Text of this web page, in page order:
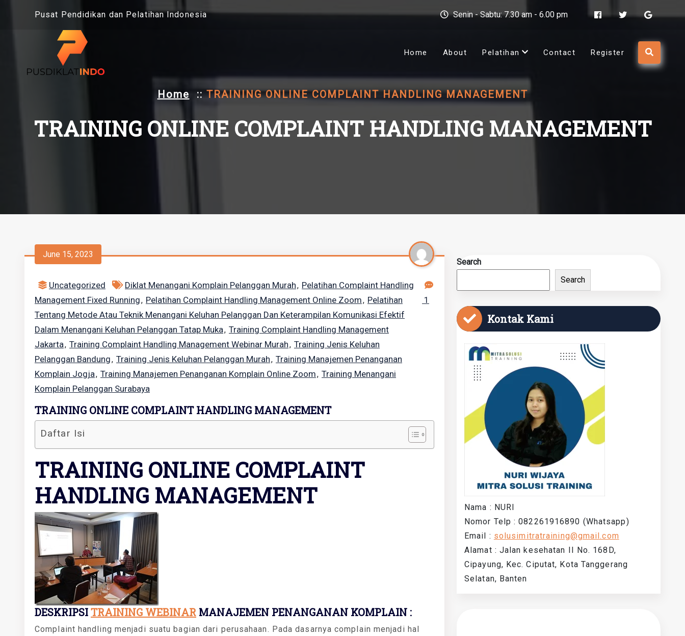
Pusat Pendidikan dan Pelatihan Indonesia Senin - Sabtu: 7.30 am - 6.00 pm
Home About Pelatihan Contact Register
Home ::TRAINING ONLINE COMPLAINT HANDLING MANAGEMENT
TRAINING ONLINE COMPLAINT HANDLING MANAGEMENT
June 15, 2023
Uncategorized Diklat Menangani Komplain Pelanggan Murah, Pelatihan Complaint Handling
Management Fixed Running, Pelatihan Complaint Handling Management Online Zoom, Pelatihan
Tentang Metode Atau Teknik Menangani Keluhan Pelanggan Dan Keterampilan Komunikasi Efektif
Dalam Menangani Keluhan Pelanggan Tatap Muka, Training Complaint Handling Management
Jakarta, Training Complaint Handling Management Webinar Murah, Training Jenis Keluhan
Pelanggan Bandung, Training Jenis Keluhan Pelanggan Murah, Training Manajemen Penanganan
Komplain Jogja, Training Manajemen Penanganan Komplain Online Zoom, Training Menangani
Komplain Pelanggan Surabaya
1
TRAINING ONLINE COMPLAINT HANDLING MANAGEMENT
Daftar Isi
TRAINING ONLINE COMPLAINT
HANDLING MANAGEMENT
DESKRIPSITRAINING WEBINAR MANAJEMEN PENANGANAN KOMPLAIN :
Complaint handling menjadi suatu bagian dari perusahaan. Pada dasarnya complain menjadi hal
Search
Search
Kontak Kami
Nama : NURI
Nomor Telp : 082261916890 (Whatsapp)
Email : solusimitratraining@gmail.com
Alamat : Jalan kesehatan II No. 168D,
Cipayung, Kec. Ciputat, Kota Tanggerang
Selatan, Banten